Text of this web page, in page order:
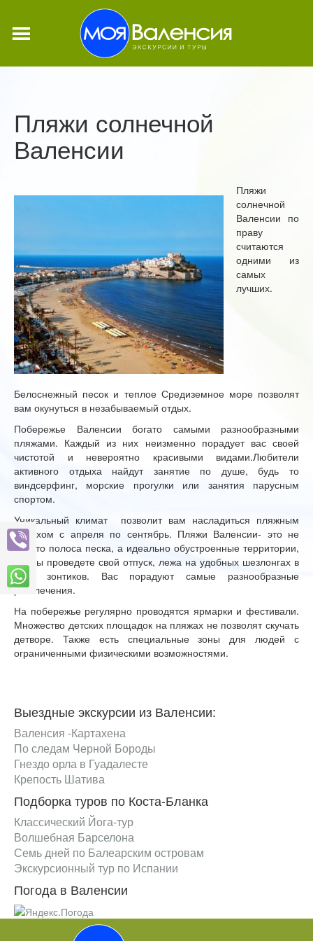
Пляжи солнечной
Валенсии
Пляжи
солнечной
Валенсии по
праву
считаются
одними из
самых
лучших.
Белоснежный песок и теплое Средиземное море позволят
вам окунуться в незабываемый отдых.
Побережье Валенсии богато самыми разнообразными
пляжами. Каждый из них неизменно порадует вас своей
чистотой и невероятно красивыми видами.Любители
активного отдыха найдут занятие по душе, будь то
виндсерфинг, морские прогулки или занятия парусным
спортом.
Уникальный климат позволит вам насладиться пляжным
отдыхом с апреля по сентябрь. Пляжи Валенсии- это не
просто полоса песка, а идеально обустроенные территории,
где вы проведете свой отпуск, лежа на удобных шезлонгах в
тени зонтиков. Вас порадуют самые разнообразные
развлечения.
На побережье регулярно проводятся ярмарки и фестивали.
Множество детских площадок на пляжах не позволят скучать
детворе. Также есть специальные зоны для людей с
ограниченными физическими возможностями.
Выездные экскурсии из Валенсии:
Валенсия -Картахена
По следам Черной Бороды
Гнездо орла в Гуадалесте
Крепость Шатива
Подборка туров по Коста-Бланка
Классический Йога-тур
Волшебная Барселона
Семь дней по Балеарским островам
Экскурсионный тур по Испании
Погода в Валенсии